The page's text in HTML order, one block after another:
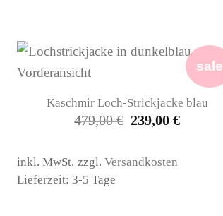
sale
Kaschmir Loch-Strickjacke blau
479,00€ Ursprünglicher
Preis
479,00 €
239,00€Aktueller
inkl. MwSt. zzgl. Versandkosten
Lieferzeit: 3-5 Tage